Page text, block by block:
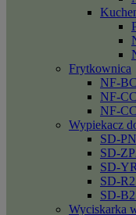
Frytkownica
NF-
NF-
NF-
Wypiekacz
SD-
SD-
SD-
SD-
SD-
Wyciskarka